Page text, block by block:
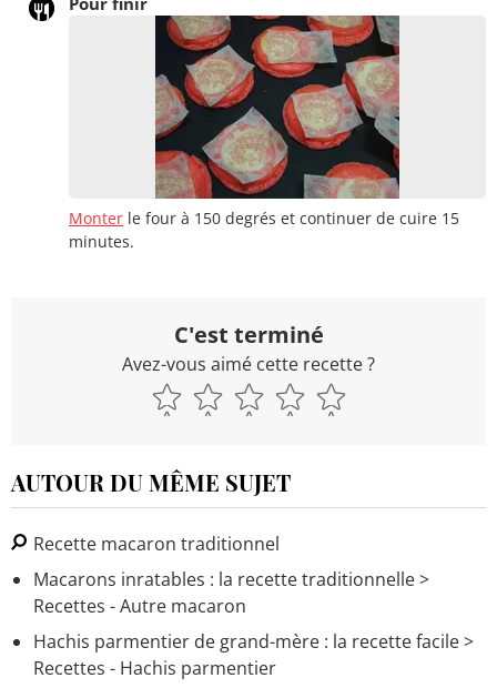
Monter le four à 150 degrés et continuer de cuire 15
minutes.
C'est terminé
Avez-vous aimé cette recette ?
AUTOUR DU MÊME SUJET
Recette macaron traditionnel
Macarons inratables : la recette traditionnelle>
Recettes - Autre macaron
Hachis parmentier de grand-mère : la recette facile>
Recettes - Hachis parmentier